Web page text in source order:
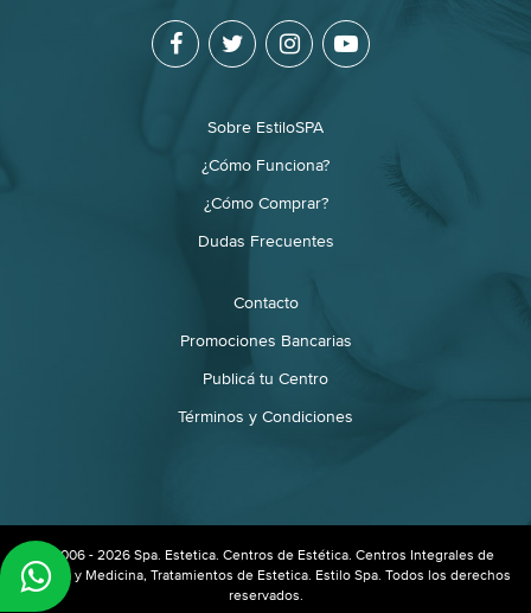
Sobre EstiloSPA
¿Cómo Funciona?
¿Cómo Comprar?
Dudas Frecuentes
Contacto
Promociones Bancarias
Publicá tu Centro
Términos y Condiciones
© 2006 - 2026 Spa. Estetica. Centros de Estética. Centros Integrales de
Estética y Medicina, Tratamientos de Estetica. Estilo Spa. Todos los derechos
reservados.